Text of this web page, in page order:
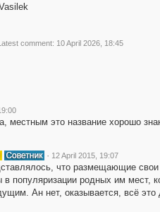
comment: 10 April 2026, 18:45
местным это название хорошо
· 12 April 2015, 19:07
что размещающие
в популяризации родных им мест,
Ан нет, оказывается, всё это